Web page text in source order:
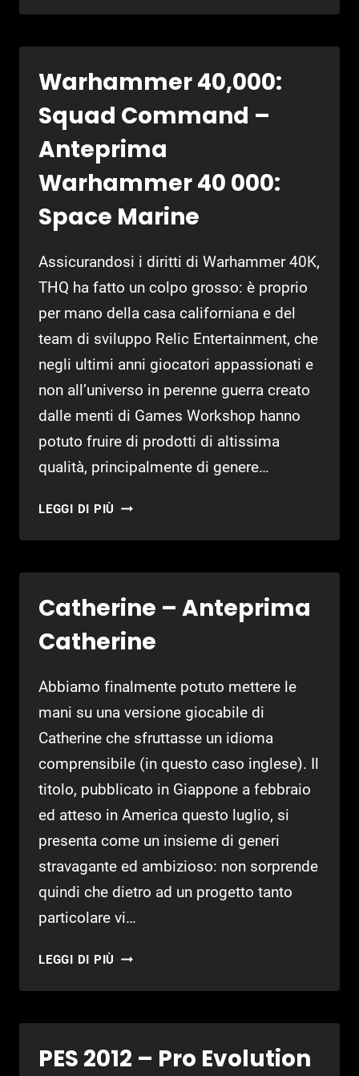
–
2011
Warhammer 40,000:
Squad Command –
Anteprima
Warhammer 40 000:
Space Marine
Assicurandosi i diritti di Warhammer 40K,
THQ ha fatto un colpo grosso: è proprio
per mano della casa californiana e del
team di sviluppo Relic Entertainment, che
negli ultimi anni giocatori appassionati e
non all’universo in perenne guerra creato
dalle menti di Games Workshop hanno
potuto fruire di prodotti di altissima
qualità, principalmente di genere…
LEGGI DI PIÙ WARHAMMER
SQUAD
ANTEPRIMA
40
SPACE
MARINE
Catherine – Anteprima
Catherine
Abbiamo finalmente potuto mettere le
mani su una versione giocabile di
Catherine che sfruttasse un idioma
comprensibile (in questo caso inglese). Il
titolo, pubblicato in Giappone a febbraio
ed atteso in America questo luglio, si
presenta come un insieme di generi
stravagante ed ambizioso: non sorprende
quindi che dietro ad un progetto tanto
particolare vi…
LEGGI DI PIÙ CATHERINE
ANTEPRIMA
PES 2012 – Pro Evolution